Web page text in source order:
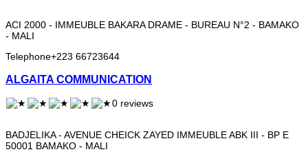
ACI 2000 - IMMEUBLE BAKARA DRAME - BUREAU N°2 - BAMAKO
- MALI
Telephone+223 66723644
ALGAITA COMMUNICATION
0 reviews
BADJELIKA - AVENUE CHEICK ZAYED IMMEUBLE ABK III - BP E
50001 BAMAKO - MALI